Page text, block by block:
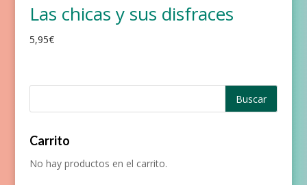
Las chicas y sus disfraces
5,95€
Carrito
No hay productos en el carrito.